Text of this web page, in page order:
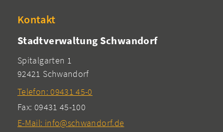
Kontakt
Stadtverwaltung Schwandorf
Spitalgarten 1
92421 Schwandorf
Telefon: 09431 45-0
Fax: 09431 45-100
E-Mail: info@schwandorf.de